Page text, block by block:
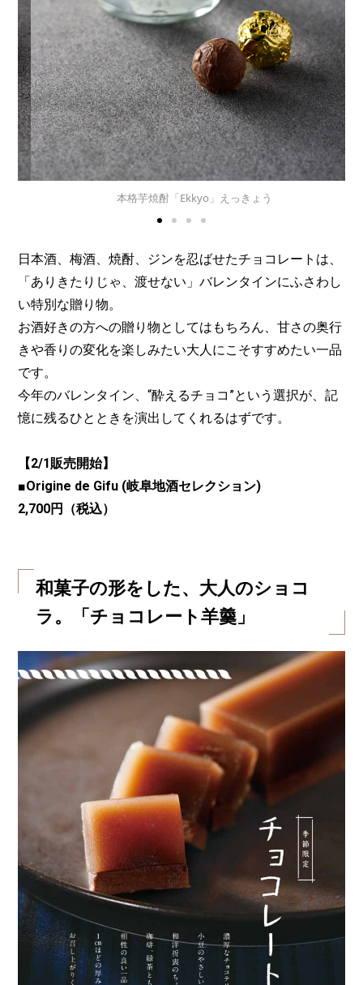
純米吟醸 無濾過生原酒 長良泉
日本酒、梅酒、焼酎、ジンを忍ばせたチョコレートは、
「ありきたりじゃ、渡せない」バレンタインにふさわし
い特別な贈り物。
お酒好きの方への贈り物としてはもちろん、甘さの奥行
きや香りの変化を楽しみたい大人にこそすすめたい一品
です。
今年のバレンタイン、“酔えるチョコ”という選択が、記
憶に残るひとときを演出してくれるはずです。
【2/1販売開始】
■Origine de Gifu (岐阜地酒セレクション)
2,700円（税込）
和菓子の形をした、大人のショコ
ラ。「チョコレート羊羹」